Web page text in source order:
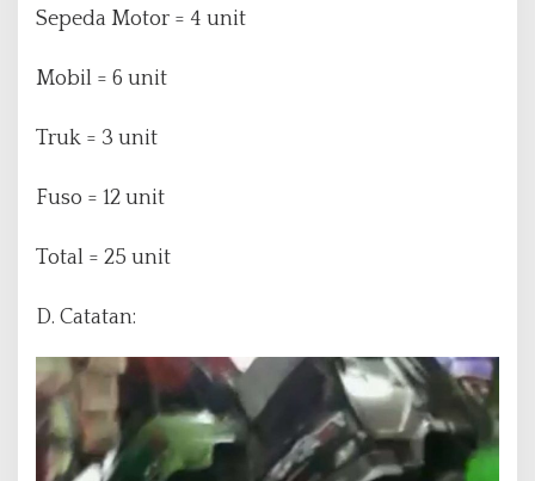
Sepeda Motor = 4 unit
Mobil = 6 unit
Truk = 3 unit
Fuso = 12 unit
Total = 25 unit
D. Catatan: